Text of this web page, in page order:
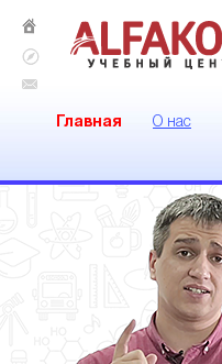
Главная О нас